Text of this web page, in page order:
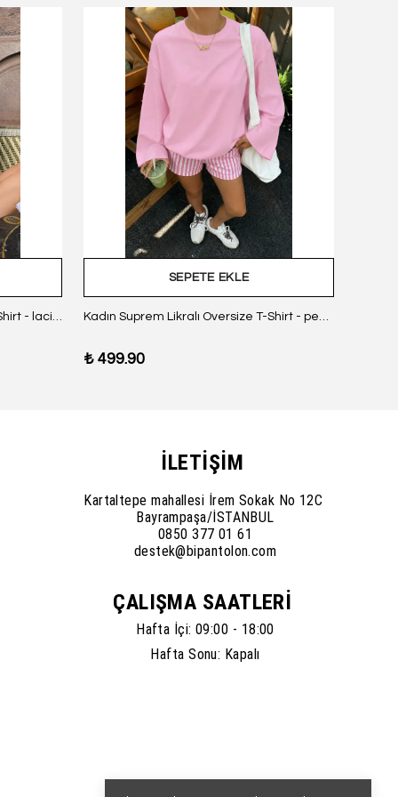
Kadın Suprem Likralı Oversize T-Shirt - lacivert
SEPETE EKLE
Kadın Suprem Likralı Oversize T-Shirt - pembe
₺ 499.90
İLETİŞİM
Kartaltepe mahallesi İrem Sokak No 12C
Bayrampaşa/İSTANBUL
0850 377 01 61
destek@bipantolon.com
ÇALIŞMA SAATLERİ
Hafta İçi: 09:00 - 18:00
Hafta Sonu: Kapalı